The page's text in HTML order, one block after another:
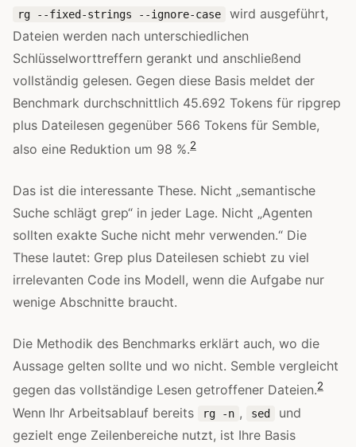
rg --fixed-strings --ignore-case
wird ausgeführt,
Dateien werden nach unterschiedlichen
Schlüsselworttreffern gerankt und anschließend
vollständig gelesen. Gegen diese Basis meldet der
Benchmark durchschnittlich 45.692 Tokens für ripgrep
plus Dateilesen gegenüber 566 Tokens für Semble,
also eine Reduktion um 98 %.2
Das ist die interessante These. Nicht „semantische
Suche schlägt grep“ in jeder Lage. Nicht „Agenten
sollten exakte Suche nicht mehr verwenden.“ Die
These lautet: Grep plus Dateilesen schiebt zu viel
irrelevanten Code ins Modell, wenn die Aufgabe nur
wenige Abschnitte braucht.
Die Methodik des Benchmarks erklärt auch, wo die
Aussage gelten sollte und wo nicht. Semble vergleicht
gegen das vollständige Lesen getroffener Dateien.2
Wenn Ihr Arbeitsablauf bereits rg -n , sed
und
gezielt enge Zeilenbereiche nutzt, ist Ihre Basis